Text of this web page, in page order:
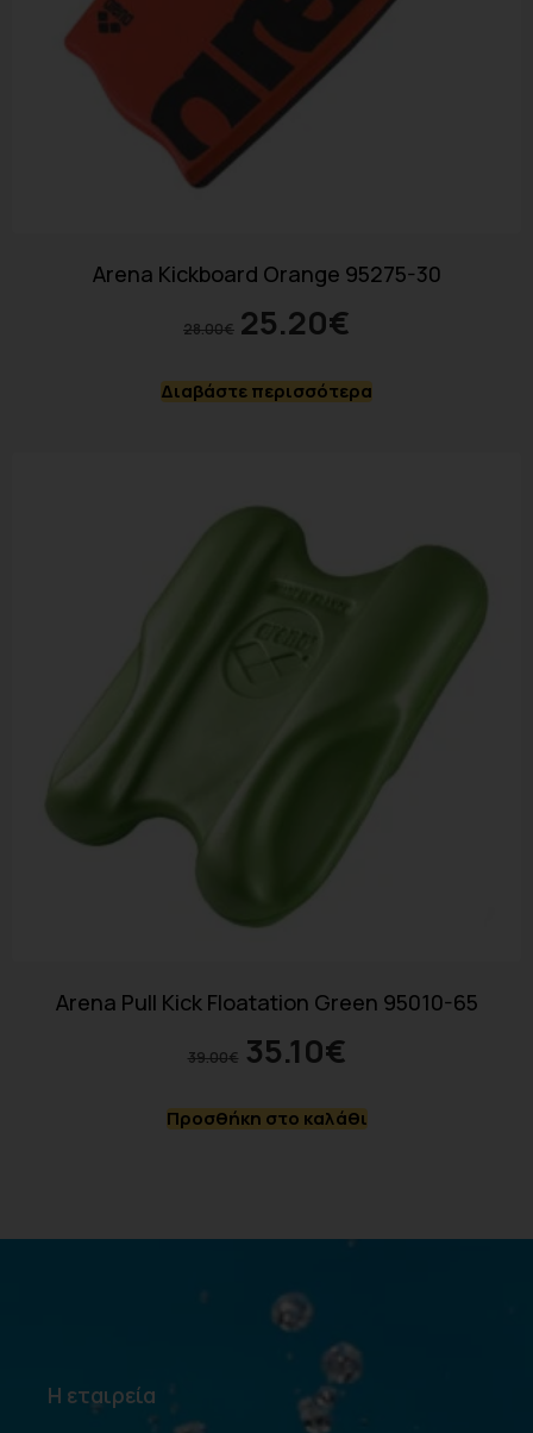
Arena Kickboard Orange 95275-30
28.00€ 25.20€
Διαβάστε περισσότερα
Arena Pull Kick Floatation Green 95010-65
39.00€ 35.10€
Προσθήκη στο καλάθι
Η εταιρεία